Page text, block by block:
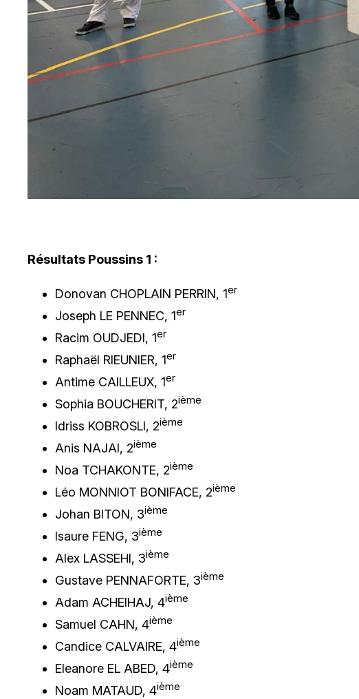
Résultats Poussins 1 :
Donovan CHOPLAIN PERRIN, 1er
Joseph LE PENNEC, 1er
Racim OUDJEDI, 1er
Raphaël RIEUNIER, 1er
Antime CAILLEUX, 1er
Sophia BOUCHERIT, 2ième
Idriss KOBROSLI, 2ième
Anis NAJAI, 2ième
Noa TCHAKONTE, 2ième
Léo MONNIOT BONIFACE, 2ième
Johan BITON, 3ième
Isaure FENG, 3ième
Alex LASSEHI, 3ième
Gustave PENNAFORTE, 3ième
Adam ACHElHAJ, 4ième
Samuel CAHN, 4ième
Candice CALVAIRE, 4ième
Eleanore EL ABED, 4ième
Noam MATAUD, 4ième